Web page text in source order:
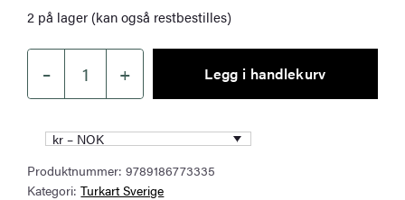
2 på lager (kan også restbestilles)
–
VasaloppsArenan
turkart
1:50
000
antall
+ Legg i handlekurv
kr – NOK
Produktnummer:9789186773335
Kategori:Turkart Sverige